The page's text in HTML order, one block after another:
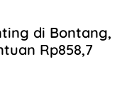
di Bontang,
Rp858,7